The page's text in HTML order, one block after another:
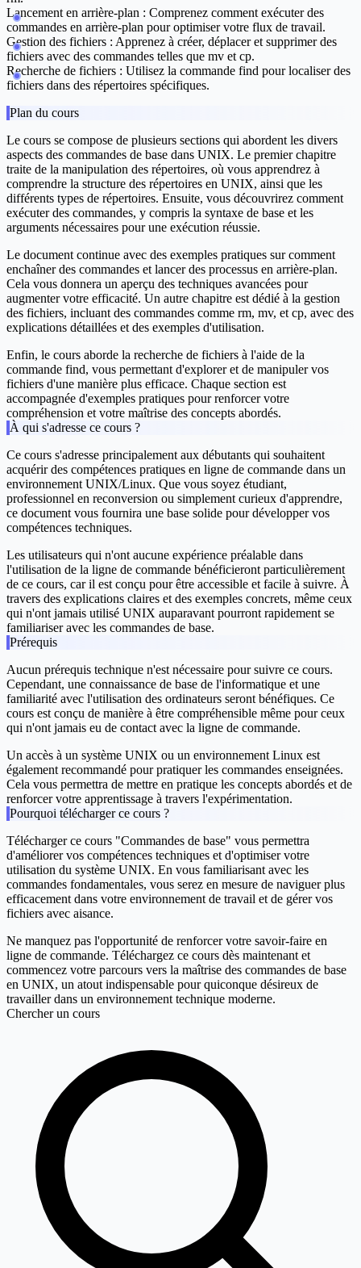
Lancement en arrière-plan : Comprenez comment exécuter des
commandes en arrière-plan pour optimiser votre flux de travail.
Gestion des fichiers : Apprenez à créer, déplacer et supprimer des
fichiers avec des commandes telles que mv et cp.
Recherche de fichiers : Utilisez la commande find pour localiser des
fichiers dans des répertoires spécifiques.
Plan du cours
Le cours se compose de plusieurs sections qui abordent les divers
aspects des commandes de base dans UNIX. Le premier chapitre
traite de la manipulation des répertoires, où vous apprendrez à
comprendre la structure des répertoires en UNIX, ainsi que les
différents types de répertoires. Ensuite, vous découvrirez comment
exécuter des commandes, y compris la syntaxe de base et les
arguments nécessaires pour une exécution réussie.
Le document continue avec des exemples pratiques sur comment
enchaîner des commandes et lancer des processus en arrière-plan.
Cela vous donnera un aperçu des techniques avancées pour
augmenter votre efficacité. Un autre chapitre est dédié à la gestion
des fichiers, incluant des commandes comme rm, mv, et cp, avec des
explications détaillées et des exemples d'utilisation.
Enfin, le cours aborde la recherche de fichiers à l'aide de la
commande find, vous permettant d'explorer et de manipuler vos
fichiers d'une manière plus efficace. Chaque section est
accompagnée d'exemples pratiques pour renforcer votre
compréhension et votre maîtrise des concepts abordés.
À qui s'adresse ce cours ?
Ce cours s'adresse principalement aux débutants qui souhaitent
acquérir des compétences pratiques en ligne de commande dans un
environnement UNIX/Linux. Que vous soyez étudiant,
professionnel en reconversion ou simplement curieux d'apprendre,
ce document vous fournira une base solide pour développer vos
compétences techniques.
Les utilisateurs qui n'ont aucune expérience préalable dans
l'utilisation de la ligne de commande bénéficieront particulièrement
de ce cours, car il est conçu pour être accessible et facile à suivre. À
travers des explications claires et des exemples concrets, même ceux
qui n'ont jamais utilisé UNIX auparavant pourront rapidement se
familiariser avec les commandes de base.
Prérequis
Aucun prérequis technique n'est nécessaire pour suivre ce cours.
Cependant, une connaissance de base de l'informatique et une
familiarité avec l'utilisation des ordinateurs seront bénéfiques. Ce
cours est conçu de manière à être compréhensible même pour ceux
qui n'ont jamais eu de contact avec la ligne de commande.
Un accès à un système UNIX ou un environnement Linux est
également recommandé pour pratiquer les commandes enseignées.
Cela vous permettra de mettre en pratique les concepts abordés et de
renforcer votre apprentissage à travers l'expérimentation.
Pourquoi télécharger ce cours ?
Télécharger ce cours "Commandes de base" vous permettra
d'améliorer vos compétences techniques et d'optimiser votre
utilisation du système UNIX. En vous familiarisant avec les
commandes fondamentales, vous serez en mesure de naviguer plus
efficacement dans votre environnement de travail et de gérer vos
fichiers avec aisance.
Ne manquez pas l'opportunité de renforcer votre savoir-faire en
ligne de commande. Téléchargez ce cours dès maintenant et
commencez votre parcours vers la maîtrise des commandes de base
en UNIX, un atout indispensable pour quiconque désireux de
travailler dans un environnement technique moderne.
Chercher un cours